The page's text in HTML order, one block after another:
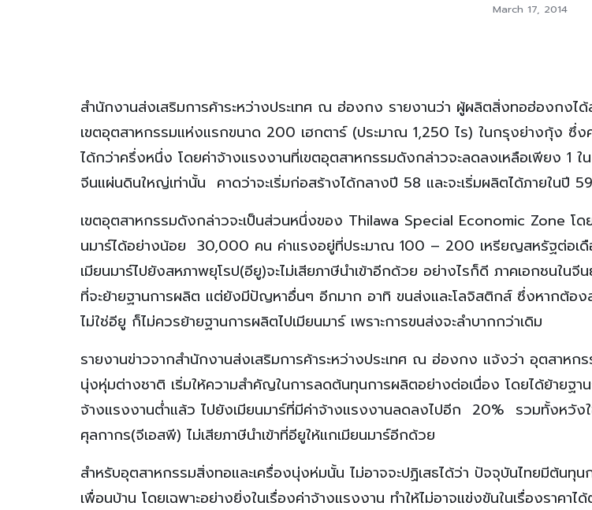
March 17, 2014
สำนักงานส่งเสริมการค้าระหว่างประเทศ ณ ฮ่องกง รายงานว่า ผู้ผลิตสิ่งทอฮ่องกง
เขตอุตสาหกรรมแห่งแรกขนาด 200 เฮกตาร์ (ประมาณ 1,250 ไร) ในกรุงย่างกุ้ง ซึ่ง
ได้กว่าครึ่งหนึ่ง โดยค่าจ้างแรงงานที่เขตอุตสาหกรรมดังกล่าวจะลดลงเหลือเพียง 1 ใ
จีนแผ่นดินใหญ่เท่านั้น คาดว่าจะเริ่มก่อสร้างได้กลางปี 58 และจะเริ่มผลิตได้ภายในปี 59
เขตอุตสาหกรรมดังกล่าวจะเป็นส่วนหนึ่งของ Thilawa Special Economic Zone โด
นมาร์ได้อย่างน้อย 30,000 คน ค่าแรงอยู่ที่ประมาณ 100 – 200 เหรียญสหรัฐต่อเ
เมียนมาร์ไปยังสหภาพยุโรป(อียู)จะไม่เสียภาษีนําเข้าอีกด้วย อย่างไรก็ดี ภาคเอกชนในจี
ที่จะย้ายฐานการผลิต แต่ยังมีปัญหาอื่นๆ อีกมาก อาทิ ขนส่งและโลจิสติกส์ ซึ่งหากต้อง
ไม่ใช่อียู ก็ไม่ควรย้ายฐานการผลิตไปเมียนมาร์ เพราะการขนส่งจะลําบากกว่าเดิม
รายงานข่าวจากสำนักงานส่งเสริมการค้าระหว่างประเทศ ณ ฮ่องกง แจ้งว่า อุตสาหก
นุ่งหุ่มต่างชาติ เริ่มให้ความสําคัญในการลดต้นทุนการผลิตอย่างต่อเนื่อง โดยได้ย้ายฐ
จ้างแรงงานต่ำแล้ว ไปยังเมียนมาร์ที่มีค่าจ้างแรงงานลดลงไปอีก 20% รวมทั้งหวังใ
ศุลกากร(จีเอสพี) ไม่เสียภาษีนําเข้าที่อียูให้แกเมียนมาร์อีกด้วย
สําหรับอุตสาหกรรมสิ่งทอและเครื่องนุ่งห่มนั้น ไม่อาจจะปฏิเสธได้ว่า ปัจจุบันไทยมีต้นทุน
เพื่อนบ้าน โดยเฉพาะอย่างยิ่งในเรื่องค่าจ้างแรงงาน ทําให้ไม่อาจแข่งขันในเรื่องราคาไ